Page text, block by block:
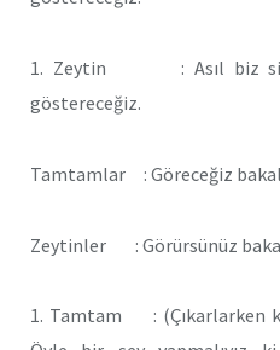
1. Zeytin : Asıl biz size
göstereceğiz.
Tamtamlar : Göreceğiz
Zeytinler : Görürsünüz
1. Tamtam : (Çıkarlarken